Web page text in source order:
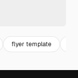
flyer template